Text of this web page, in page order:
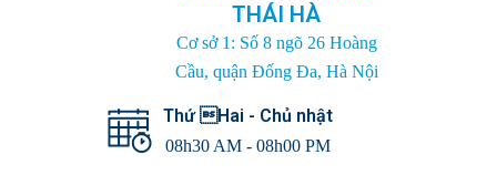
THÁI HÀ
Cơ sở 1: Số 8 ngõ 26 Hoàng
Cầu, quận Đống Đa, Hà Nội
Thứ Hai - Chủ nhật
08h30 AM - 08h00 PM